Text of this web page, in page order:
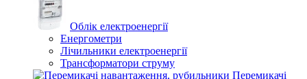
Облік електроенергії
Енергометри
Лічильники електроенергії
Трансформатори струму
Перемикачі